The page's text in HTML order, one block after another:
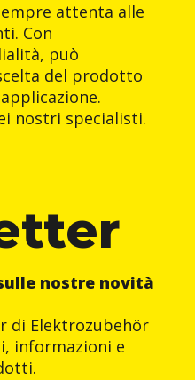
attenta alle
Con
può
del prodotto
nostri specialisti.
nostre novità
di Elektrozubehör
informazioni e